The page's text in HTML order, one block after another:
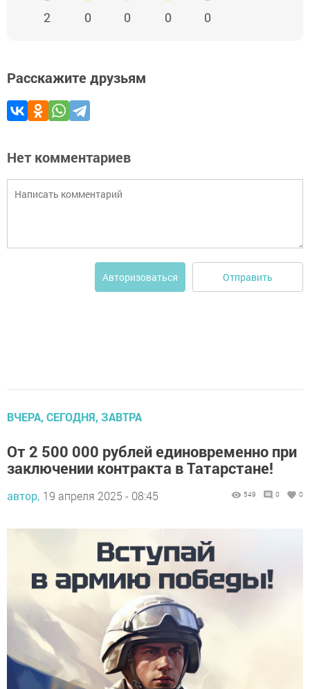
2 0 0 0 0
Расскажите друзьям
Нет комментариев
Авторизоваться Отправить
ВЧЕРА, СЕГОДНЯ, ЗАВТРА
От 2 500 000 рублей единовременно при
заключении контракта в Татарстане!
автор, 19 апреля 2025 - 08:45 549 0 0